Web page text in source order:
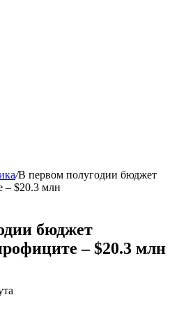
/В первом полугодии бюджет
– $20.3 млн
бюджет
– $20.3 млн